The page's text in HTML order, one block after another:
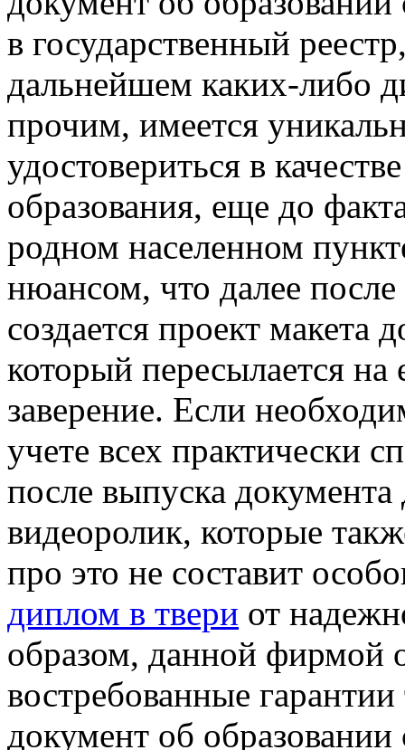
в государственный
дальнейшем каких-либо
прочим, имеется
удостовериться в
образования, еще до
родном населенном
нюансом, что далее
создается проект макета
который пересылается
заверение. Если
учете всех практически
после выпуска документа
видеоролик, которые
про это не составит
диплом в твери от
образом, данной фирмой
востребованные
документ об образовании